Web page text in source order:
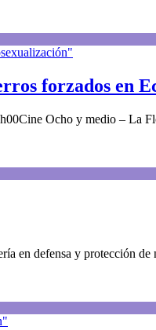
forzados en
Ocho y medio – La
en defensa y protección